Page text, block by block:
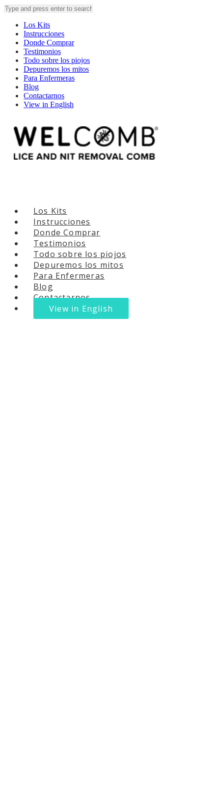
Los Kits
Instrucciones
Donde Comprar
Testimonios
Todo sobre los piojos
Depuremos los mitos
Para Enfermeras
Blog
Contactarnos
View in English
Los Kits
Instrucciones
Donde Comprar
Testimonios
Todo sobre los piojos
Depuremos los mitos
Para Enfermeras
Blog
Contactarnos
View in English